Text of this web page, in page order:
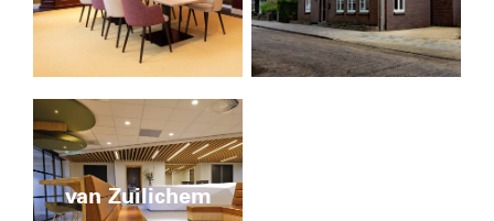
van Zuilichem